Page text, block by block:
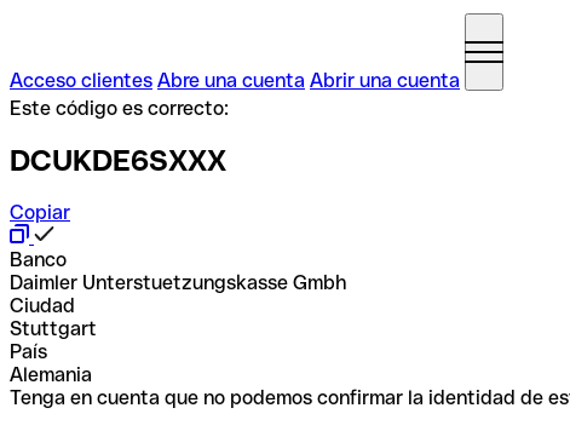
Acceso clientes Abre una cuenta Abrir una cuenta
Este código es correcto:
DCUKDE6SXXX
Copiar
Banco
Daimler Unterstuetzungskasse Gmbh
Ciudad
Stuttgart
País
Alemania
Tenga en cuenta que no podemos confirmar la identidad de